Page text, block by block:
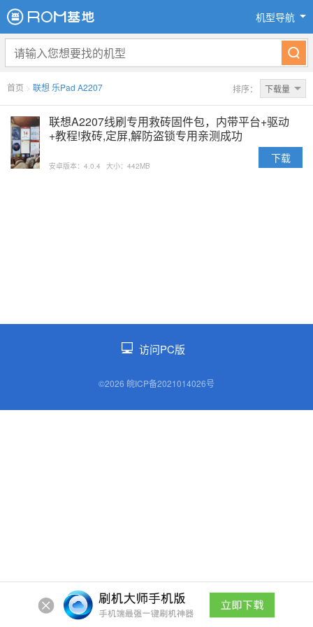
机型导航
首页 > 联想 乐Pad A2207 排序： 下载量
联想A2207线刷专用救砖固件包，内带平台+驱动
+教程!救砖,定屏,解防盗锁专用亲测成功
安卓版本：4.0.4 大小：442MB
下载
访问PC版
©2026 皖ICP备2021014026号